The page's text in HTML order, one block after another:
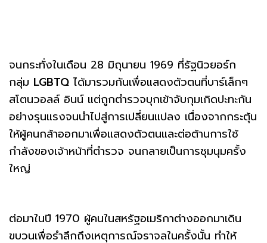
จนกระทั่งในเดือน 28 มิถุนายน 1969 ที่รัฐนิวยอร์ก
กลุ่ม LGBTQ ได้มารวมกันเพื่อแสดงตัวตนที่บาร์เล็กๆ
สโตนวอลล์ อินน์ แต่ถูกตำรวจบุกเข้าจับกุมเกิดปะทะกัน
อย่างรุนแรงจนนำไปสู่การเปลี่ยนแปลง เนื่องจากกระตุ้น
ให้ผู้คนกล้าออกมาเพื่อแสดงตัวตนและต่อต้านการใช้
กำลังของเจ้าหน้าที่ตำรวจ จนกลายเป็นการชุมนุมครั้ง
ใหญ่
ต่อมาในปี 1970 ผู้คนในสหรัฐอเมริกาต่างออกมาเดิน
ขบวนเพื่อรำลึกถึงเหตุการณ์จราจลในครั้งนั้น ทำให้